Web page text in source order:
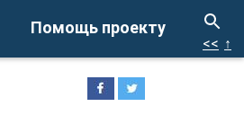
Помощь проекту
<< ↑